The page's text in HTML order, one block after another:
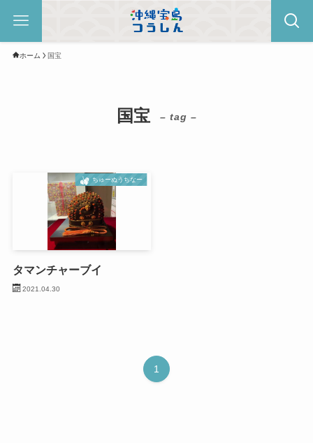
ホーム 国宝
国宝 – tag –
ちゅーぬうちなー
タマンチャーブイ
2021.04.30
1